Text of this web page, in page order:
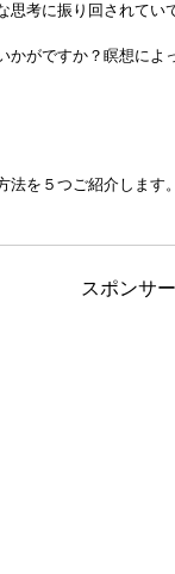
思考に振り回されて
がですか？瞑想によ
を５つご紹介します。
スポンサ